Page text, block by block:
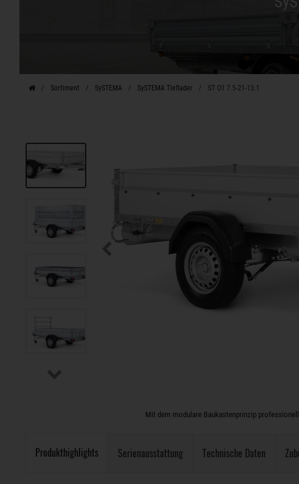
Sortiment SySTEMA SySTEMA Tieflader ST O1 7.5-21-13.1
Mit dem modulare Baukastenprinzip
Produkthighlights Serienausstattung Technische Daten